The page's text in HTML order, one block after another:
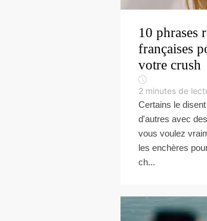
10 phrases
françaises
votre crush
2 minutes de
Certains le
d'autres avec
vous voulez
les enchères
ch...